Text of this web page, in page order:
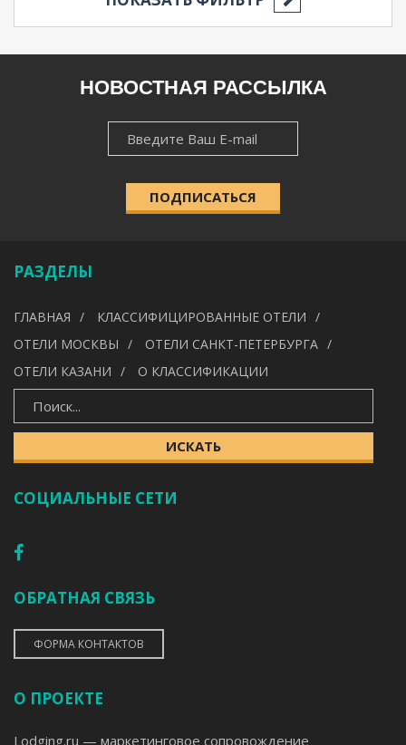
НАСЕЛЁННЫЙ ПУНКТ
ИСКАТЬ
НОВОСТНАЯ РАССЫЛКА
ПОДПИСАТЬСЯ
РАЗДЕЛЫ
ГЛАВНАЯ
КЛАССИФИЦИРОВАННЫЕ ОТЕЛИ
ОТЕЛИ МОСКВЫ
ОТЕЛИ САНКТ-ПЕТЕРБУРГА
ОТЕЛИ КАЗАНИ
О КЛАССИФИКАЦИИ
ИСКАТЬ
СОЦИАЛЬНЫЕ СЕТИ
ОБРАТНАЯ СВЯЗЬ
ФОРМА КОНТАКТОВ
О ПРОЕКТЕ
Lodging.ru — маркетинговое сопровождение